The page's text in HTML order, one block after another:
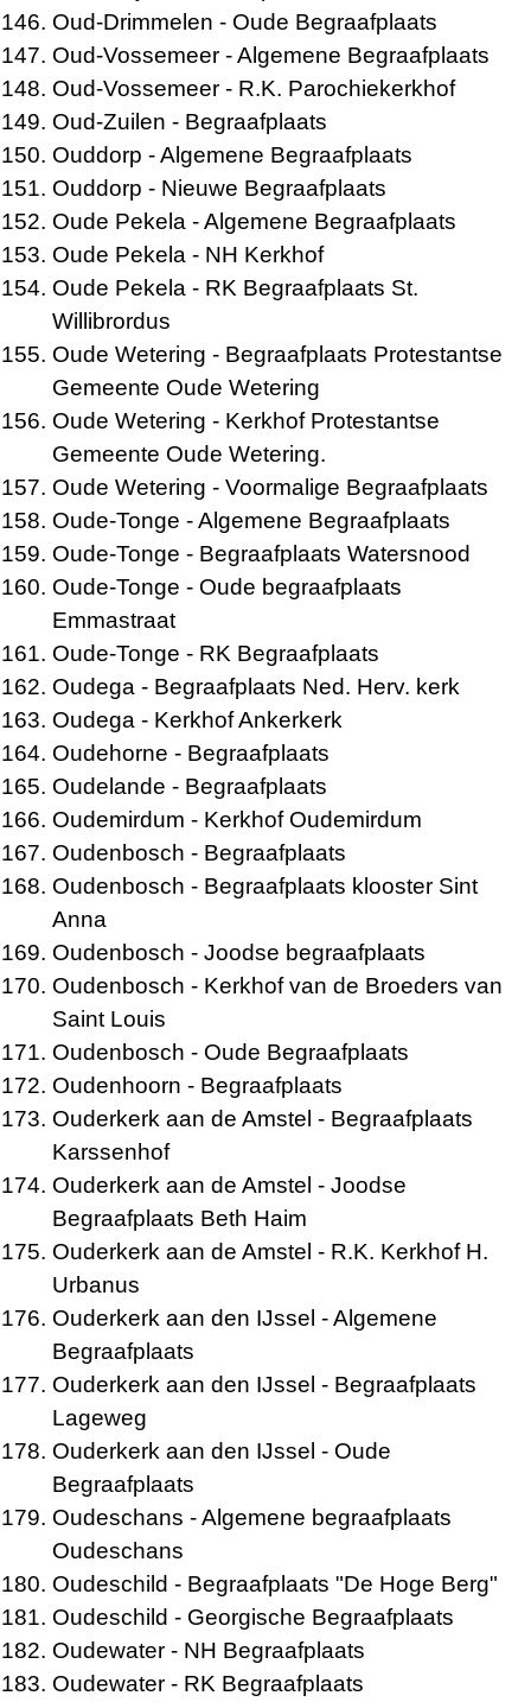
Oud-Drimmelen - Oude Begraafplaats
Oud-Vossemeer - Algemene Begraafplaats
Oud-Vossemeer - R.K. Parochiekerkhof
Oud-Zuilen - Begraafplaats
Ouddorp - Algemene Begraafplaats
Ouddorp - Nieuwe Begraafplaats
Oude Pekela - Algemene Begraafplaats
Oude Pekela - NH Kerkhof
Oude Pekela - RK Begraafplaats St.
Willibrordus
Oude Wetering - Begraafplaats Protestantse
Gemeente Oude Wetering
Oude Wetering - Kerkhof Protestantse
Gemeente Oude Wetering.
Oude Wetering - Voormalige Begraafplaats
Oude-Tonge - Algemene Begraafplaats
Oude-Tonge - Begraafplaats Watersnood
Oude-Tonge - Oude begraafplaats
Emmastraat
Oude-Tonge - RK Begraafplaats
Oudega - Begraafplaats Ned. Herv. kerk
Oudega - Kerkhof Ankerkerk
Oudehorne - Begraafplaats
Oudelande - Begraafplaats
Oudemirdum - Kerkhof Oudemirdum
Oudenbosch - Begraafplaats
Oudenbosch - Begraafplaats klooster Sint
Anna
Oudenbosch - Joodse begraafplaats
Oudenbosch - Kerkhof van de Broeders van
Saint Louis
Oudenbosch - Oude Begraafplaats
Oudenhoorn - Begraafplaats
Ouderkerk aan de Amstel - Begraafplaats
Karssenhof
Ouderkerk aan de Amstel - Joodse
Begraafplaats Beth Haim
Ouderkerk aan de Amstel - R.K. Kerkhof H.
Urbanus
Ouderkerk aan den IJssel - Algemene
Begraafplaats
Ouderkerk aan den IJssel - Begraafplaats
Lageweg
Ouderkerk aan den IJssel - Oude
Begraafplaats
Oudeschans - Algemene begraafplaats
Oudeschans
Oudeschild - Begraafplaats "De Hoge Berg"
Oudeschild - Georgische Begraafplaats
Oudewater - NH Begraafplaats
Oudewater - RK Begraafplaats